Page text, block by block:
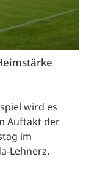
wird es
Auftakt der
im
Lehnerz.